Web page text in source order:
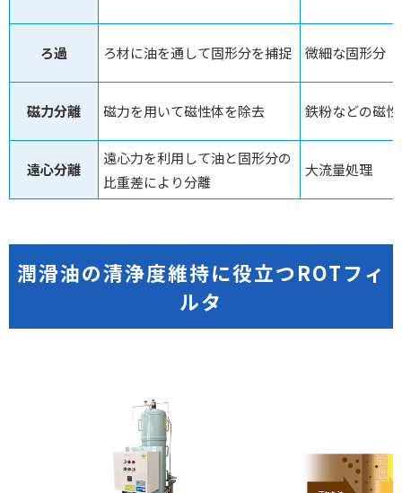
ろ過 ろ材に油を通して固形分を捕捉 微細な固形分
磁力分離 磁力を用いて磁性体を除去 鉄粉などの磁
遠心分離
遠心力を利用して油と固形分の
比重差により分離
大流量処理
潤滑油の清浄度維持に役立つROTフィ
ルタ